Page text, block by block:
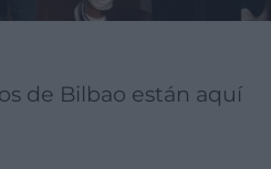
de Bilbao están aquí